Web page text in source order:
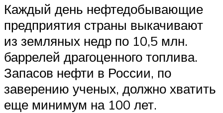
Каждый день нефтедобывающие
предприятия страны выкачивают
из земляных недр по 10,5 млн.
баррелей драгоценного топлива.
Запасов нефти в России, по
заверению ученых, должно хватить
еще минимум на 100 лет.